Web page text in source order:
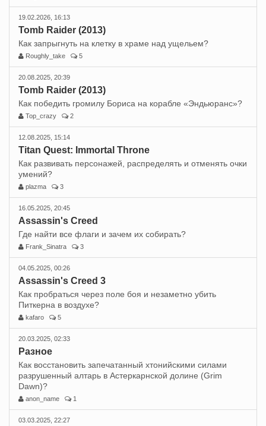
19.02.2026, 16:13
Tomb Raider (2013)
Как запрыгнуть на клетку в храме над ущельем?
Roughly_take 5
20.08.2025, 20:39
Tomb Raider (2013)
Как победить громилу Бориса на корабле «Эндьюранс»?
Top_crazy 2
12.08.2025, 15:14
Titan Quest: Immortal Throne
Как развивать персонажей, распределять и отменять очки
умений?
plazma 3
16.05.2025, 20:45
Assassin's Creed
Где найти все флаги и зачем их собирать?
Frank_Sinatra 3
04.05.2025, 00:26
Assassin's Creed 3
Как пробраться через поле боя и незаметно убить
Питкерна в воздухе?
kafaro 5
20.03.2025, 02:33
Разное
Как восстановить запечатанный хтонийскими силами
разрушенный алтарь в Астеркарнской долине (Grim
Dawn)?
anon_name 1
03.03.2025, 22:27